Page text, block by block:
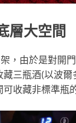
層大空間
，由於是對開
三瓶酒(以波爾
收藏非標準瓶